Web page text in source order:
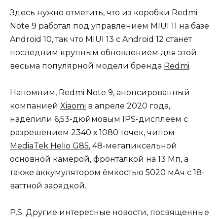
Здесь нужно отметить, что из коробки Redmi
Note 9 работал под управлением MIUI 11 на базе
Android 10, так что MIUI 13 с Android 12 станет
последним крупным обновлением для этой
весьма популярной модели бренда Redmi.
Напомним, Redmi Note 9, анонсированный
компанией Xiaomi в апреле 2020 года,
наделили 6,53-дюймовым IPS-дисплеем с
разрешением 2340 х 1080 точек, чипом
MediaTek Helio G85, 48-мегапиксельной
основной камерой, фронталкой на 13 Мп, а
также аккумулятором ёмкостью 5020 мАч с 18-
ваттной зарядкой.
P.S. Другие интересные новости, посвященные